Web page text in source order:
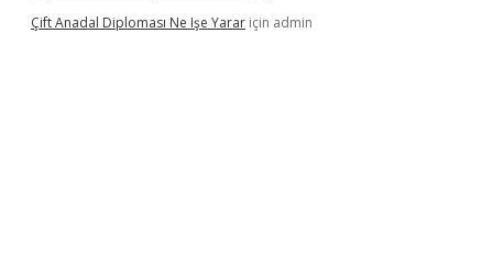
Çift Anadal Diploması Ne Işe Yarar için admin